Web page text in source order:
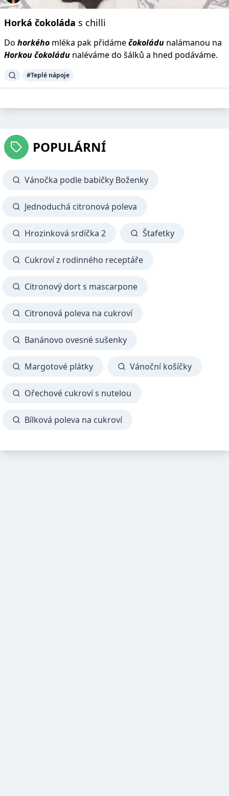
Horká čokoláda s chilli
Do horkého mléka pak přidámečokoládu nalámanou na
Horkoučokoládu naléváme do šálků a hned podáváme.
#Teplé nápoje
POPULÁRNÍ
Vánočka podle babičky Boženky
Jednoduchá citronová poleva
Hrozinková srdíčka 2 Štafetky
Cukroví z rodinného receptáře
Citronový dort s mascarpone
Citronová poleva na cukroví
Banánovo ovesné sušenky
Margotové plátky Vánoční košíčky
Ořechové cukroví s nutelou
Bílková poleva na cukroví